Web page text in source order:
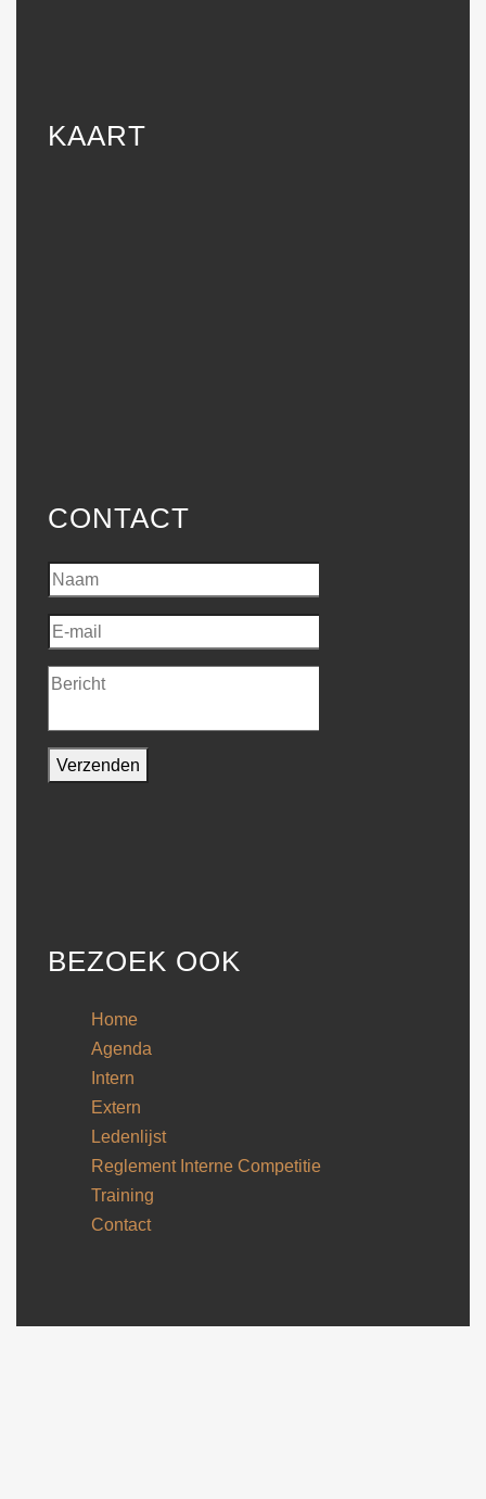
KAART
CONTACT
BEZOEK OOK
Home
Agenda
Intern
Extern
Ledenlijst
Reglement Interne Competitie
Training
Contact